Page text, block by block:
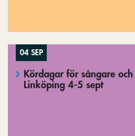
04 SEP
Kördagar för sångare
Linköping 4-5 sept